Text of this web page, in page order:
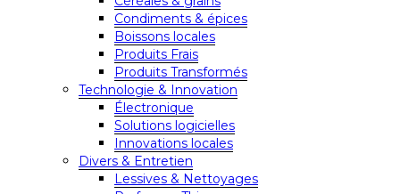
Condiments & épices
Boissons locales
Produits Frais
Produits Transformés
Technologie & Innovation
Électronique
Solutions logicielles
Innovations locales
Divers & Entretien
Lessives & Nettoyages